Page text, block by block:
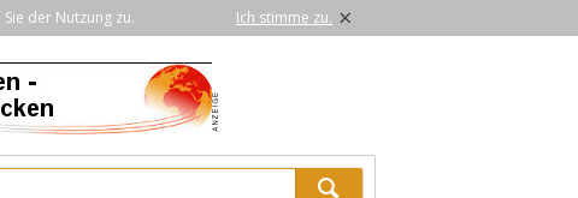
der Nutzung zu. Ich stimme zu. ×